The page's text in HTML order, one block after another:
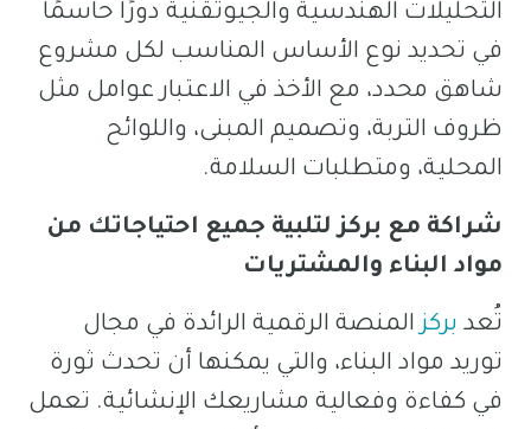
التحليلات الهندسية والجيوتقنية دورًا حاسمًا
في تحديد نوع الأساس المناسب لكل مشروع
شاهق محدد، مع الأخذ في الاعتبار عوامل مثل
ظروف التربة، وتصميم المبنى، واللوائح
المحلية، ومتطلبات السلامة.
شراكة مع بركز لتلبية جميع احتياجاتك من
مواد البناء والمشتريات
تُعد بركزالمنصة الرقمية الرائدة في مجال
توريد مواد البناء، والتي يمكنها أن تحدث ثورة
في كفاءة وفعالية مشاريعك الإنشائية. تعمل